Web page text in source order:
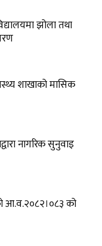
झोला तथा
शाखाको मासिक
नागरिक सुनुवाइ
आ.व.२०८२।०८३ को